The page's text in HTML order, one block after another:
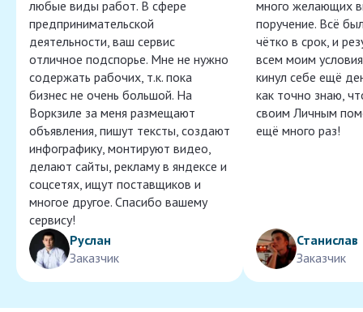
любые виды работ. В сфере
предпринимательской
деятельности, ваш сервис
отличное подспорье. Мне не нужно
содержать рабочих, т.к. пока
бизнес не очень большой. На
Воркзиле за меня размещают
объявления, пишут тексты, создают
инфографику, монтируют видео,
делают сайты, рекламу в яндексе и
соцсетях, ищут поставщиков и
многое другое. Спасибо вашему
сервису!
Руслан
Заказчик
много желающих
поручение. Всё
чётко в срок, и
всем моим
кинул себе ещё
как точно знаю,
своим Личным
ещё много раз!
Станислав
Заказчик